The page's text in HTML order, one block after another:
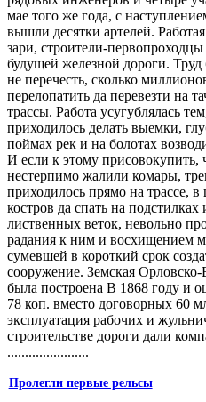
мае того же года, с
вышли десятки артелей.
зари, строители-
будущей железной дороги.
не перечесть, сколько
перелопатить да перевезти на
трассы. Работа усугублялась
прихо­дилось делать выемки,
поймах рек и на болотах
И если к этому присовокупить,
нестерпимо жалили комары,
приходилось прямо на трассе,
костров да спать на
лиственных веток, невольно
радания к ним и восхищением
су­мевшей в короткий срок
сооружение. Земская Орловско-
была построена В 1868 году и
78 коп. вместо до­говорных 60
эксплуатация рабочих и
строительстве дороги дали
.......................
Пролегли первые рельсы